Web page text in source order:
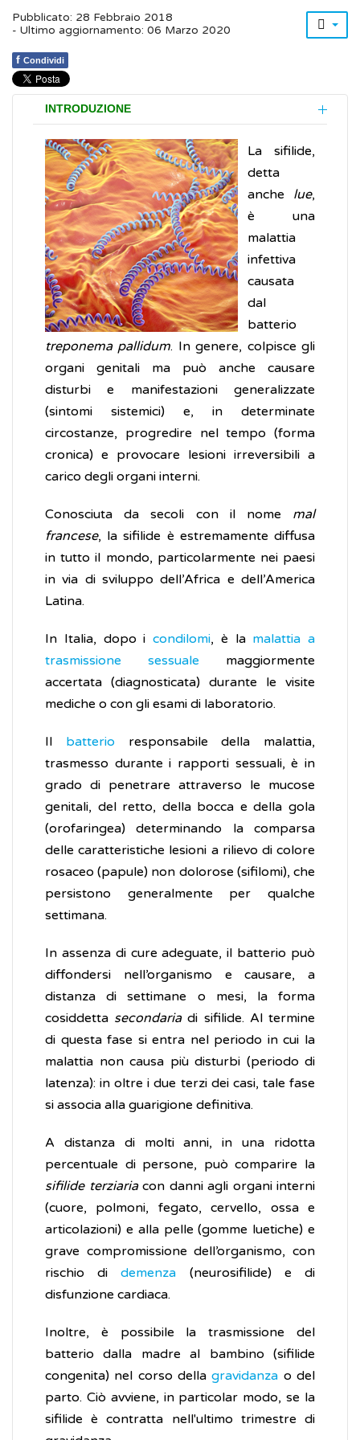
Pubblicato: 28 Febbraio 2018
- Ultimo aggiornamento: 06 Marzo 2020
f Condividi
INTRODUZIONE
La sifilide,
detta
anche lue,
è una
malattia
infettiva
causata
dal
batterio
treponema pallidum. In genere, colpisce gli
organi genitali ma può anche causare
disturbi e manifestazioni generalizzate
(sintomi sistemici) e, in determinate
circostanze, progredire nel tempo (forma
cronica) e provocare lesioni irreversibili a
carico degli organi interni.
Conosciuta da secoli con il nome mal
francese, la sifilide è estremamente diffusa
in tutto il mondo, particolarmente nei paesi
in via di sviluppo dell’Africa e dell’America
Latina.
In Italia, dopo i condilomi, è la malattia a
trasmissione sessuale maggiormente
accertata (diagnosticata) durante le visite
mediche o con gli esami di laboratorio.
Il batterio responsabile della malattia,
trasmesso durante i rapporti sessuali, è in
grado di penetrare attraverso le mucose
genitali, del retto, della bocca e della gola
(orofaringea) determinando la comparsa
delle caratteristiche lesioni a rilievo di colore
rosaceo (papule) non dolorose (sifilomi), che
persistono generalmente per qualche
settimana.
In assenza di cure adeguate, il batterio può
diffondersi nell’organismo e causare, a
distanza di settimane o mesi, la forma
cosiddetta secondariadi sifilide. Al termine
di questa fase si entra nel periodo in cui la
malattia non causa più disturbi (periodo di
latenza): in oltre i due terzi dei casi, tale fase
si associa alla guarigione definitiva.
A distanza di molti anni, in una ridotta
percentuale di persone, può comparire la
sifilide terziariacon danni agli organi interni
(cuore, polmoni, fegato, cervello, ossa e
articolazioni) e alla pelle (gomme luetiche) e
grave compromissione dell’organismo, con
rischio didemenza (neurosifilide) e di
disfunzione cardiaca.
Inoltre, è possibile la trasmissione del
batterio dalla madre al bambino (sifilide
congenita) nel corso dellagravidanza o del
parto. Ciò avviene, in particolar modo, se la
sifilide è contratta nell'ultimo trimestre di